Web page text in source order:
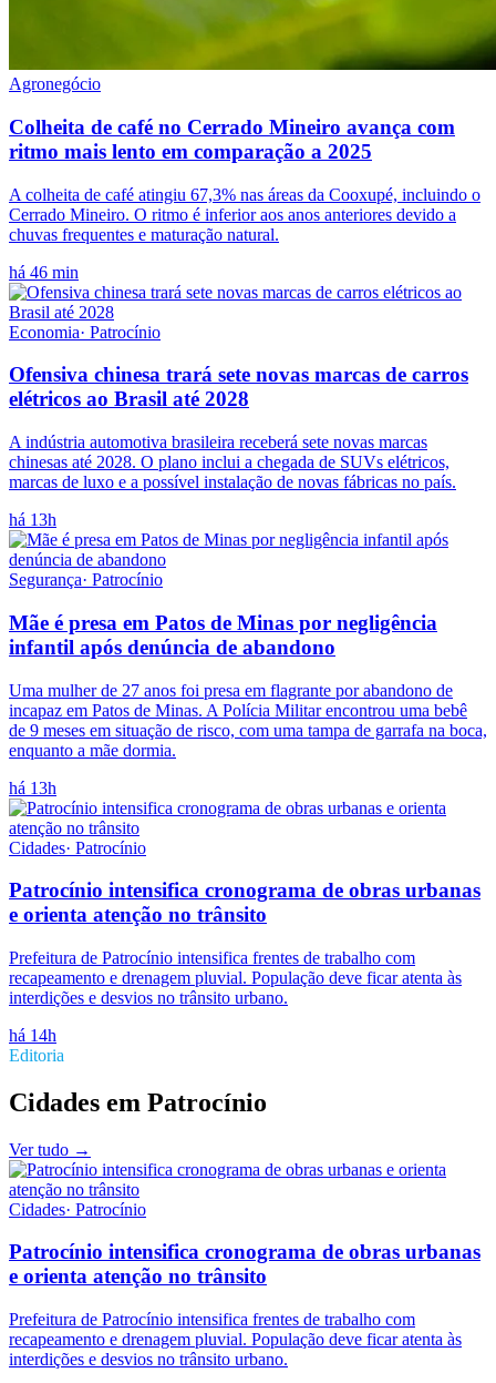
Agronegócio
Colheita de café no Cerrado Mineiro avança com
ritmo mais lento em comparação a 2025
A colheita de café atingiu 67,3% nas áreas da Cooxupé, incluindo o
Cerrado Mineiro. O ritmo é inferior aos anos anteriores devido a
chuvas frequentes e maturação natural.
há 46 min
Economia· Patrocínio
Ofensiva chinesa trará sete novas marcas de carros
elétricos ao Brasil até 2028
A indústria automotiva brasileira receberá sete novas marcas
chinesas até 2028. O plano inclui a chegada de SUVs elétricos,
marcas de luxo e a possível instalação de novas fábricas no país.
há 13h
Segurança· Patrocínio
Mãe é presa em Patos de Minas por negligência
infantil após denúncia de abandono
Uma mulher de 27 anos foi presa em flagrante por abandono de
incapaz em Patos de Minas. A Polícia Militar encontrou uma bebê
de 9 meses em situação de risco, com uma tampa de garrafa na boca,
enquanto a mãe dormia.
há 13h
Cidades· Patrocínio
Patrocínio intensifica cronograma de obras urbanas
e orienta atenção no trânsito
Prefeitura de Patrocínio intensifica frentes de trabalho com
recapeamento e drenagem pluvial. População deve ficar atenta às
interdições e desvios no trânsito urbano.
há 14h
Editoria
Cidades em Patrocínio
Ver tudo →
Cidades· Patrocínio
Patrocínio intensifica cronograma de obras urbanas
e orienta atenção no trânsito
Prefeitura de Patrocínio intensifica frentes de trabalho com
recapeamento e drenagem pluvial. População deve ficar atenta às
interdições e desvios no trânsito urbano.